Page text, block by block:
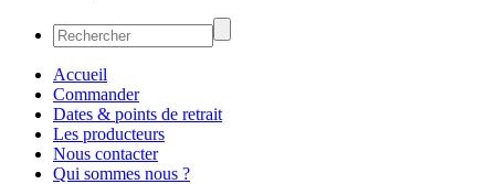
Accueil
Commander
Dates & points de retrait
Les producteurs
Nous contacter
Qui sommes nous ?